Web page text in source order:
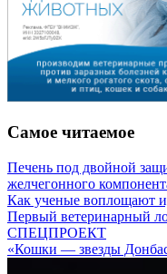
Самое читаемое
Печень под двойной
желчегонного
Как ученые воплощают
Первый ветеринарный
СПЕЦПРОЕКТ
«Кошки — звезды